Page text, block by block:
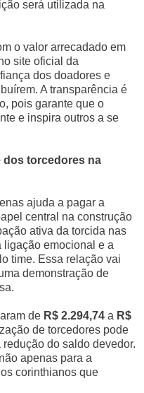
será utilizada na
o valor arrecadado em
site oficial da
dos doadores e
A transparência é
pois garante que o
e inspira outros a se
dos torcedores na
ajuda a pagar a
central na construção
ativa da torcida nas
ligação emocional e a
time. Essa relação vai
demonstração de
de R$ 2.294,74 a R$
de torcedores pode
do saldo devedor.
apenas para a
corinthianos que